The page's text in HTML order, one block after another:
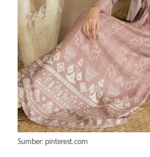
Sumber: pinterest.com